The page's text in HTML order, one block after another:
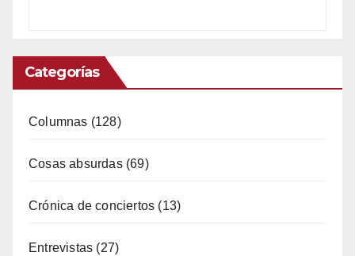
Categorías
Columnas (128)
Cosas absurdas(69)
Crónica de conciertos (13)
Entrevistas (27)